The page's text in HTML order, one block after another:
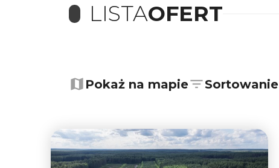
LISTAOFERT
−Pokaż na mapie Sortowanie